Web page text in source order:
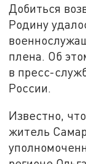
Добиться
Родину
плена. Об
в пресс-
России.
Известно,
житель